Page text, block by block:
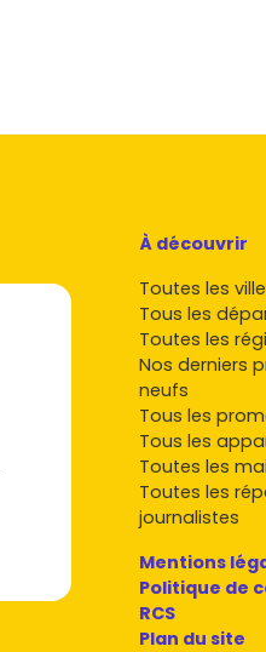
À découvrir
Toutes les
Tous les
Toutes les
Nos derniers
neufs
Tous les
Tous les
Toutes les
Toutes les
journalistes
Mentions
Politique de
RCS
Plan du site